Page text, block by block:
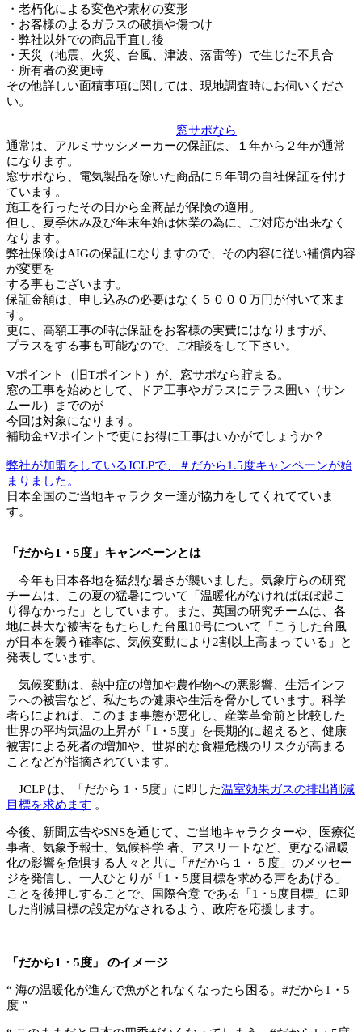
・老朽化による変色や素材の変形
・お客様のよるガラスの破損や傷つけ
・弊社以外での商品手直し後
・天災（地震、火災、台風、津波、落雷等）で生じた不具合
・所有者の変更時
その他詳しい面積事項に関しては、現地調査時にお伺いくださ
い。
窓サポなら
通常は、アルミサッシメーカーの保証は、１年から２年が通常
になります。
窓サポなら、電気製品を除いた商品に５年間の自社保証を付け
ています。
施工を行ったその日から全商品が保険の適用。
但し、夏季休み及び年末年始は休業の為に、ご対応が出来なく
なります。
弊社保険はAIGの保証になりますので、その内容に従い補償内容
が変更を
する事もございます。
保証金額は、申し込みの必要はなく５０００万円が付いて来ま
す。
更に、高額工事の時は保証をお客様の実費にはなりますが、
プラスをする事も可能なので、ご相談をして下さい。
Vポイント（旧Tポイント）が、窓サポなら貯まる。
窓の工事を始めとして、ドア工事やガラスにテラス囲い（サン
ムール）までのが
今回は対象になります。
補助金+Vポイントで更にお得に工事はいかがでしょうか？
弊社が加盟をしているJCLPで、＃だから1.5度キャンペーンが始
まりました。
日本全国のご当地キャラクター達が協力をしてくれてていま
す。
「だから1・5度」キャンペーンとは
今年も日本各地を猛烈な暑さが襲いました。気象庁らの研究
チームは、この夏の猛暑について「温暖化がなければほぼ起こ
り得なかった」としています。また、英国の研究チームは、各
地に甚大な被害をもたらした台風10号について「こうした台風
が日本を襲う確率は、気候変動により2割以上高まっている」と
発表しています。
気候変動は、熱中症の増加や農作物への悪影響、生活インフ
ラへの被害など、私たちの健康や生活を脅かしています。科学
者らによれば、このまま事態が悪化し、産業革命前と比較した
世界の平均気温の上昇が「1・5度」を長期的に超えると、健康
被害による死者の増加や、世界的な食糧危機のリスクが高まる
ことなどが指摘されています。
JCLP は、「だから 1・5度」に即した温室効果ガスの排出削減
目標を求めます 。
今後、新聞広告やSNSを通じて、ご当地キャラクターや、医療従
事者、気象予報士、気候科学 者、アスリートなど、更なる温暖
化の影響を危惧する人々と共に「#だから１・５度」のメッセー
ジを発信し、一人ひとりが「1・5度目標を求める声をあげる」
ことを後押しすることで、国際合意 である「1・5度目標」に即
した削減目標の設定がなされるよう、政府を応援します。
「だから1・5度」 のイメージ
“ 海の温暖化が進んで魚がとれなくなったら困る。#だから1・5
度 ”